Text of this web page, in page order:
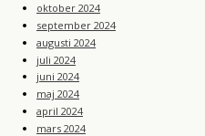
oktober 2024
september 2024
augusti 2024
juli 2024
juni 2024
maj 2024
april 2024
mars 2024